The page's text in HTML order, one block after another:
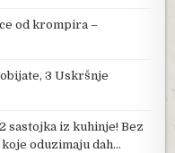
od krompira –
3 Uskršnje
sastojka iz kuhinje! Bez
oduzimaju dah…